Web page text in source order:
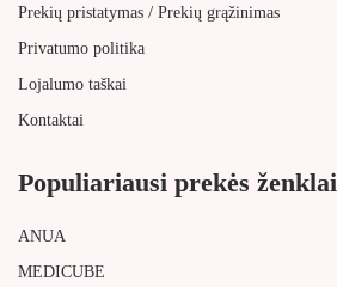
Prekių pristatymas / Prekių grąžinimas
Privatumo politika
Lojalumo taškai
Kontaktai
Populiariausi prekės ženklai
ANUA
MEDICUBE